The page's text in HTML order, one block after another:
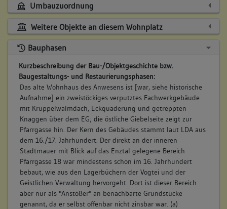
Umbauzuordnung
Weitere Objekte an diesem Wohnplatz
Bauphasen
Kurzbeschreibung der Bau-/Objektgeschichte bzw.
Baugestaltungs- und Restaurierungsphasen:
Das alte Wohnhaus des Anwesens ist [war, siehe historische
Aufnahme] ein zweistöckiges verputztes Fachwerkgebäude
mit Krüppelwalmdach, Eckquaderung und getreppten
Knaggen über dem EG; die östliche Giebelseite zeigt zur
Pfarrgasse hin. Der Kern des Gebäudes stammt laut LDA aus
dem 16./17. Jahrhundert. Der direkt an der inneren
Stadtmauer mit Blick auf das Enztal gelegene Bereich
Pfarrgasse 18 war mindestens schon im 16. Jahrhundert
bebaut, wie aus den Lagerbüchern der Vogtei und der
Geistlichen Verwaltung hervorgeht. Dort ist dieser Bereich
aber nur als "Anstößer" an benachbarte Grundstücke
genannt, da er selbst offenbar nicht zinsbar war. (a)